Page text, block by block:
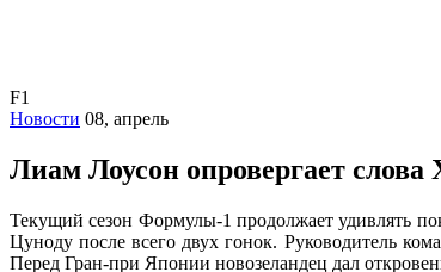
F1
Новости 08, апрель
Лиам Лоусон опровергает слова
Текущий сезон Формулы-1 продолжает удивлять
Цуноду после всего двух гонок. Руководитель
Перед Гран-при Японии новозеландец дал